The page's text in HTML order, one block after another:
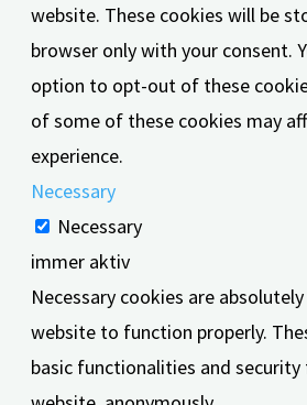
website. These cookies will be
browser only with your consent.
option to opt-out of these
of some of these cookies may
experience.
Necessary
Necessary
immer aktiv
Necessary cookies are
website to function properly.
basic functionalities and